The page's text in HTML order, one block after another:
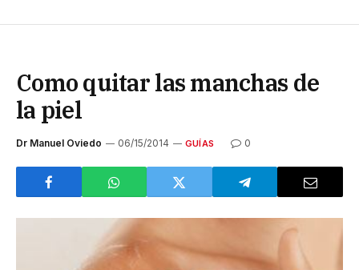
Como quitar las manchas de
la piel
Dr Manuel Oviedo 06/15/2014 GUÍAS 0